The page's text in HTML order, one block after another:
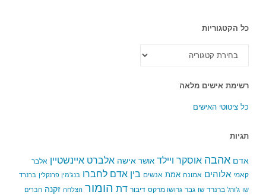
כל הקטגוריות
הקטגוריות
רשימת אישים מלאה
כל ציטוטי האישים
תגיות
אדם אהבה אוסקר ויילד אושר אישה אלברט איינשטיין אלבר
קאמי אלוהים אמונה אמת אנשים בין אדם לחברו בנג'מין פרנקלין ברנרד
שו ג'ורג' ברנרד שו גבר גרושו מרקס דיבור דת הומור הצלחה זקנה חברים